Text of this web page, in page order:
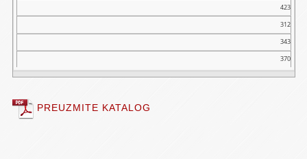
423
312
343
370
PREUZMITE KATALOG